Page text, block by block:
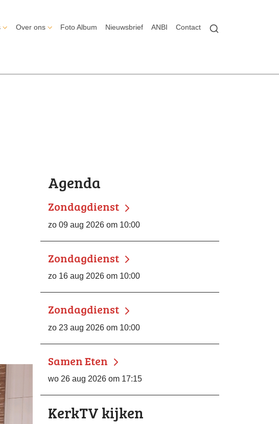
Over ons Foto Album Nieuwsbrief ANBI Contact
Agenda
Zondagdienst
zo 09 aug 2026 om 10:00
Zondagdienst
zo 16 aug 2026 om 10:00
Zondagdienst
zo 23 aug 2026 om 10:00
Samen Eten
wo 26 aug 2026 om 17:15
KerkTV kijken